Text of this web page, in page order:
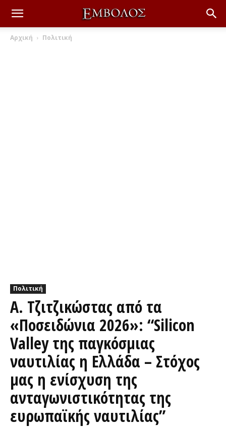
Αρχική Πολιτική
Πολιτική
Α. Τζιτζικώστας από τα
«Ποσειδώνια 2026»: “Silicon
Valley της παγκόσμιας
ναυτιλίας η Ελλάδα – Στόχος
μας η ενίσχυση της
ανταγωνιστικότητας της
ευρωπαϊκής ναυτιλίας”